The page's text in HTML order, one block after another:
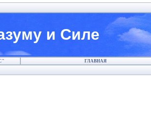
и Силе
ГЛАВНАЯ